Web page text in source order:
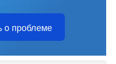
о проблеме